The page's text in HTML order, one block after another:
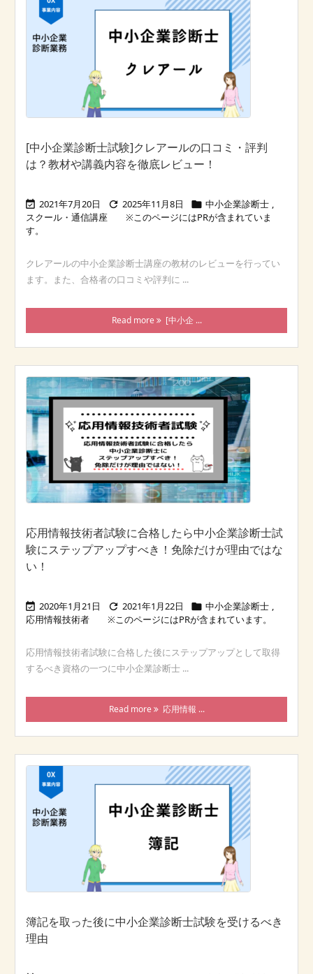
[中小企業診断士試験]クレアールの口コミ・評判
は？教材や講義内容を徹底レビュー！
 2021年7月20日  2025年11月8日  中小企業診断士 ,
スクール・通信講座
クレアールの中小企業診断士講座の教材のレビューを行ってい
ます。また、合格者の口コミや評判に ...
Read more [中小企 ...
応用情報技術者試験に合格したら中小企業診断士試
験にステップアップすべき！免除だけが理由ではな
い！
 2020年1月21日  2021年1月22日  中小企業診断士 ,
応用情報技術者
応用情報技術者試験に合格した後にステップアップとして取得
するべき資格の一つに中小企業診断士 ...
Read more 応用情報 ...
簿記を取った後に中小企業診断士試験を受けるべき
理由